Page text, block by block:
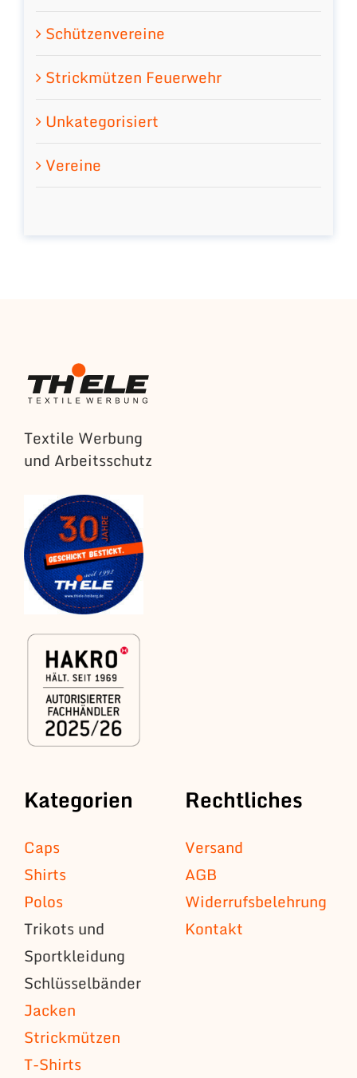
Schützenvereine
Strickmützen Feuerwehr
Unkategorisiert
Vereine
Textile Werbung
und Arbeitsschutz
Kategorien
Caps
Shirts
Polos
Trikots und
Sportkleidung
Schlüsselbänder
Jacken
Strickmützen
T-Shirts
Rechtliches
Versand
AGB
Widerrufsbelehrung
Kontakt